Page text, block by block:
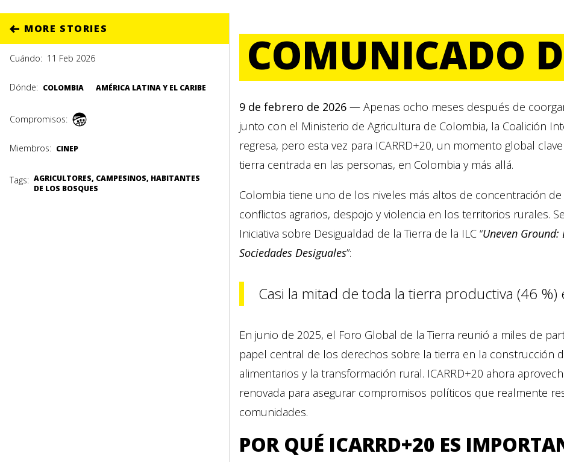
MORE STORIES
Cuándo: 11 Feb 2026
Dónde: COLOMBIA AMÉRICA LATINA Y EL CARIBE
Compromisos:
Miembros: CINEP
Tags: AGRICULTORES, CAMPESINOS, HABITANTES
DE LOS BOSQUES
COMUNICADO
9 de febrero de 2026 — Apenas ocho meses después de
junto con el Ministerio de Agricultura de Colombia, la Coalición
regresa, pero esta vez para ICARRD+20, un momento global
tierra centrada en las personas, en Colombia y más allá.
Colombia tiene uno de los niveles más altos de concentración
conflictos agrarios, despojo y violencia en los territorios rurales.
Iniciativa sobre Desigualdad de la Tierra de la ILC “Uneven
Sociedades Desiguales”:
Casi la mitad de toda la tierra productiva (46
En junio de 2025, el Foro Global de la Tierra reunió a miles de
papel central de los derechos sobre la tierra en la construcción
alimentarios y la transformación rural. ICARRD+20 ahora
renovada para asegurar compromisos políticos que realmente
comunidades.
POR QUÉ ICARRD+20 ES